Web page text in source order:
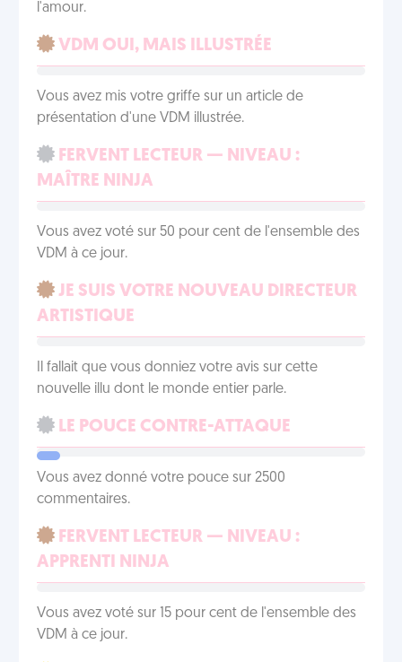
l'amour.
VDM OUI, MAIS ILLUSTRÉE
Vous avez mis votre griffe sur un article de
présentation d'une VDM illustrée.
FERVENT LECTEUR — NIVEAU :
MAÎTRE NINJA
Vous avez voté sur 50 pour cent de l'ensemble des
VDM à ce jour.
JE SUIS VOTRE NOUVEAU DIRECTEUR
ARTISTIQUE
Il fallait que vous donniez votre avis sur cette
nouvelle illu dont le monde entier parle.
LE POUCE CONTRE-ATTAQUE
Vous avez donné votre pouce sur 2500
commentaires.
FERVENT LECTEUR — NIVEAU :
APPRENTI NINJA
Vous avez voté sur 15 pour cent de l'ensemble des
VDM à ce jour.